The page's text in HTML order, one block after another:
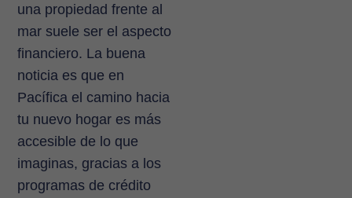
una propiedad frente al
mar suele ser el aspecto
financiero. La buena
noticia es que en
Pacífica el camino hacia
tu nuevo hogar es más
accesible de lo que
imaginas, gracias a los
programas de crédito